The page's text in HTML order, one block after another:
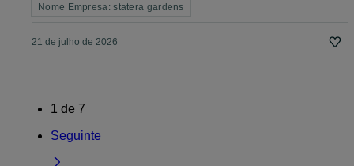
Nome Empresa: statera gardens
21 de julho de 2026
1 de 7
Seguinte